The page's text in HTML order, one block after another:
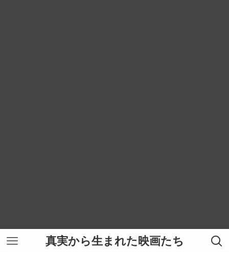
真実から生まれた映画たち